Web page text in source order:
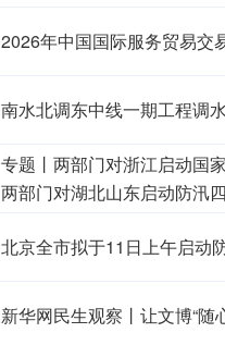
2026年中国国际服务贸易交
南水北调东中线一期工程调
专题丨 两部门对浙江启动国
两部门对湖北山东启动防汛
北京全市拟于11日上午启动
新华网民生观察丨 让文博“随